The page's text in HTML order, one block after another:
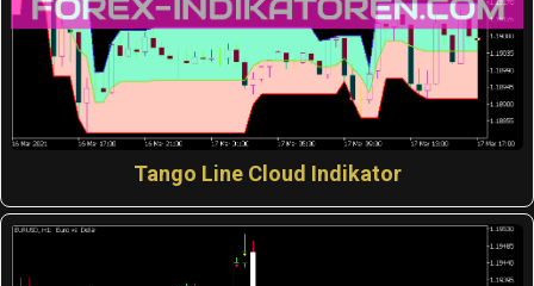
Tango Line Cloud Indikator